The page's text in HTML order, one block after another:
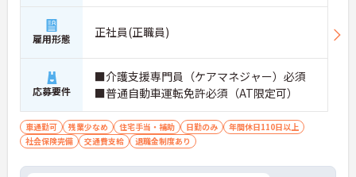
雇用形態 正社員(正職員)
応募要件
■介護支援専門員（ケアマネジャー）必須
■普通自動車運転免許必須（AT限定可）
車通勤可 残業少なめ 住宅手当・補助 日勤のみ
年間休日110日以上
社会保険完備
交通費支給 退職金制度あり